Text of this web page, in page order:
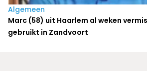
Algemeen
Marc (58) uit Haarlem al weken
gebruikt in Zandvoort